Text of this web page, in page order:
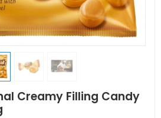
Creamy Filling Candy